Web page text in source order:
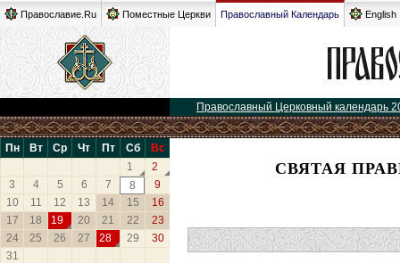
Православие.Ru Поместные Церкви Православный Календарь English
Православный Церковный календарь
Пн Вт Ср Чт Пт Сб
Вс
1
2
3
4 5 6 7 8
9
10
11 12 13 14 15
16
17
18 19 20 21 22
23
24
25 26 27 28 29
30
31
СВЯТАЯ